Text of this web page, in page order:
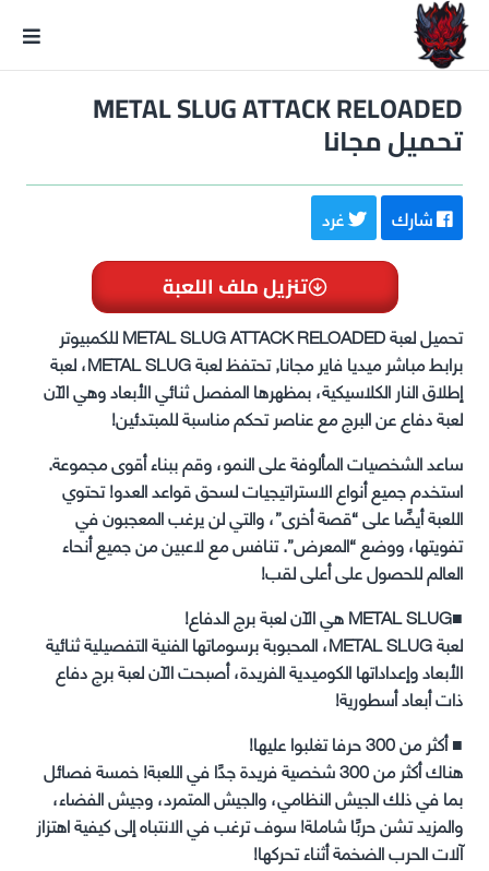
METAL SLUG ATTACK RELOADED
تحميل مجانا
شارك غرد
تنزيل ملف اللعبة
تحميل لعبة METAL SLUG ATTACK RELOADED للكمبيوتر
برابط مباشر ميديا فاير مجانا, تحتفظ لعبة METAL SLUG، لعبة
إطلاق النار الكلاسيكية، بمظهرها المفصل ثنائي الأبعاد وهي الآن
لعبة دفاع عن البرج مع عناصر تحكم مناسبة للمبتدئين!
ساعد الشخصيات المألوفة على النمو، وقم ببناء أقوى مجموعة.
استخدم جميع أنواع الاستراتيجيات لسحق قواعد العدو! تحتوي
اللعبة أيضًا على “قصة أخرى”، والتي لن يرغب المعجبون في
تفويتها، ووضع “المعرض”. تنافس مع لاعبين من جميع أنحاء
العالم للحصول على أعلى لقب!
■METAL SLUG هي الآن لعبة برج الدفاع!
لعبة METAL SLUG، المحبوبة برسوماتها الفنية التفصيلية ثنائية
الأبعاد وإعداداتها الكوميدية الفريدة، أصبحت الآن لعبة برج دفاع
ذات أبعاد أسطورية!
■ أكثر من 300 حرفا تغلبوا عليها!
هناك أكثر من 300 شخصية فريدة جدًا في اللعبة! خمسة فصائل
بما في ذلك الجيش النظامي، والجيش المتمرد، وجيش الفضاء،
والمزيد تشن حربًا شاملة! سوف ترغب في الانتباه إلى كيفية اهتزاز
آلات الحرب الضخمة أثناء تحركها!